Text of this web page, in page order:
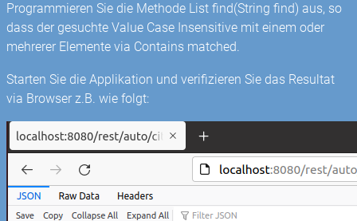
Programmieren Sie die Methode List find(String find) aus, so
dass der gesuchte Value Case Insensitive mit einem oder
mehrerer Elemente via Contains matched.
Starten Sie die Applikation und verifizieren Sie das Resultat
via Browser z.B. wie folgt: